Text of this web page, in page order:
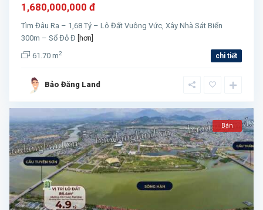
1,680,000,000 đ
Tìm Đâu Ra – 1,68 Tỷ – Lô Đất Vuông Vức, Xây Nhà Sát Biển
300m – Sổ Đỏ Đ [hơn]
61.70 m2 chi tiết
Bảo Đăng Land
Bán